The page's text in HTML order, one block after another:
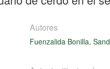
Autores
Fuenzalida Bonilla,